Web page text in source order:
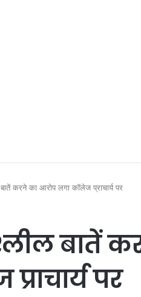
करने का आरोप लगा कॉलेज प्राचार्य पर
बातें
पर